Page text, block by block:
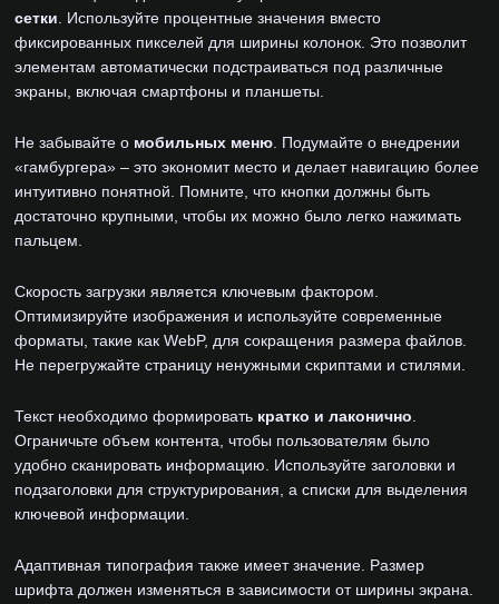
сетки . Используйте процентные значения вместо
фиксированных пикселей для ширины колонок. Это позволит
элементам автоматически подстраиваться под различные
экраны, включая смартфоны и планшеты.
Не забывайте о мобильных меню . Подумайте о внедрении
«гамбургера» – это экономит место и делает навигацию более
интуитивно понятной. Помните, что кнопки должны быть
достаточно крупными, чтобы их можно было легко нажимать
пальцем.
Скорость загрузки является ключевым фактором.
Оптимизируйте изображения и используйте современные
форматы, такие как WebP, для сокращения размера файлов.
Не перегружайте страницу ненужными скриптами и стилями.
Текст необходимо формировать кратко и лаконично
Ограничьте объем контента, чтобы пользователям было
удобно сканировать информацию. Используйте заголовки и
подзаголовки для структурирования, а списки для выделения
ключевой информации.
Адаптивная типография также имеет значение. Размер
шрифта должен изменяться в зависимости от ширины экрана.